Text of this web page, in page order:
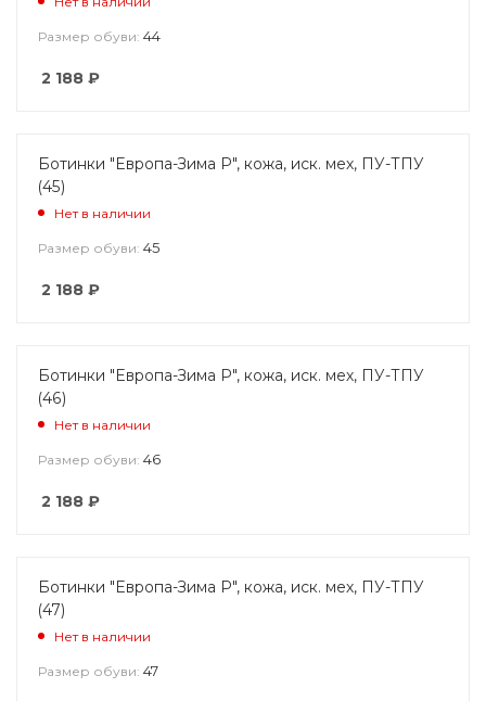
Размер обуви: 44
2 188 ₽
Ботинки "Европа-Зима Р", кожа, иск. мех, ПУ-ТПУ
(45)
Нет в наличии
Размер обуви: 45
2 188 ₽
Ботинки "Европа-Зима Р", кожа, иск. мех, ПУ-ТПУ
(46)
Нет в наличии
Размер обуви: 46
2 188 ₽
Ботинки "Европа-Зима Р", кожа, иск. мех, ПУ-ТПУ
(47)
Нет в наличии
Размер обуви: 47